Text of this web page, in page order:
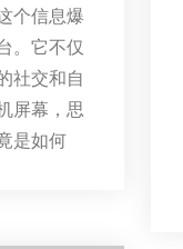
个信息爆
。它不仅
社交和自
屏幕，思
是如何